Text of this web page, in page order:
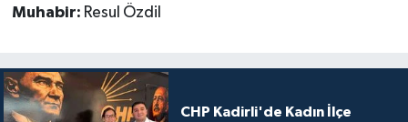
Muhabir: Resul Özdil
CHP Kadirli'de Kadın İlçe